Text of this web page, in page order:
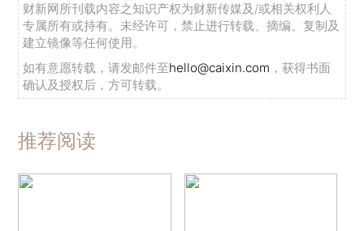
财新网所刊载内容之知识产权为财新传媒及/或相关权利人
专属所有或持有。未经许可，禁止进行转载、摘编、复制及
建立镜像等任何使用。
如有意愿转载，请发邮件至hello@caixin.com ，获得书面
确认及授权后，方可转载。
推荐阅读